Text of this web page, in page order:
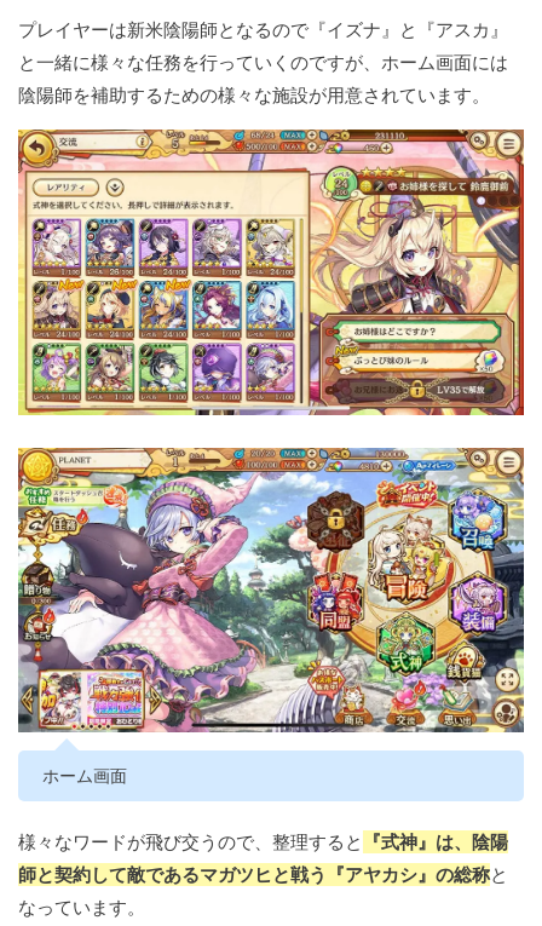
プレイヤーは新米陰陽師となるので『イズナ』と『アスカ』
と一緒に様々な任務を行っていくのですが、ホーム画面には
陰陽師を補助するための様々な施設が用意されています。
ホーム画面
様々なワードが飛び交うので、整理すると
『式神』は、陰陽
師と契約して敵であるマガツヒと戦う『アヤカシ』の総称と
なっています。